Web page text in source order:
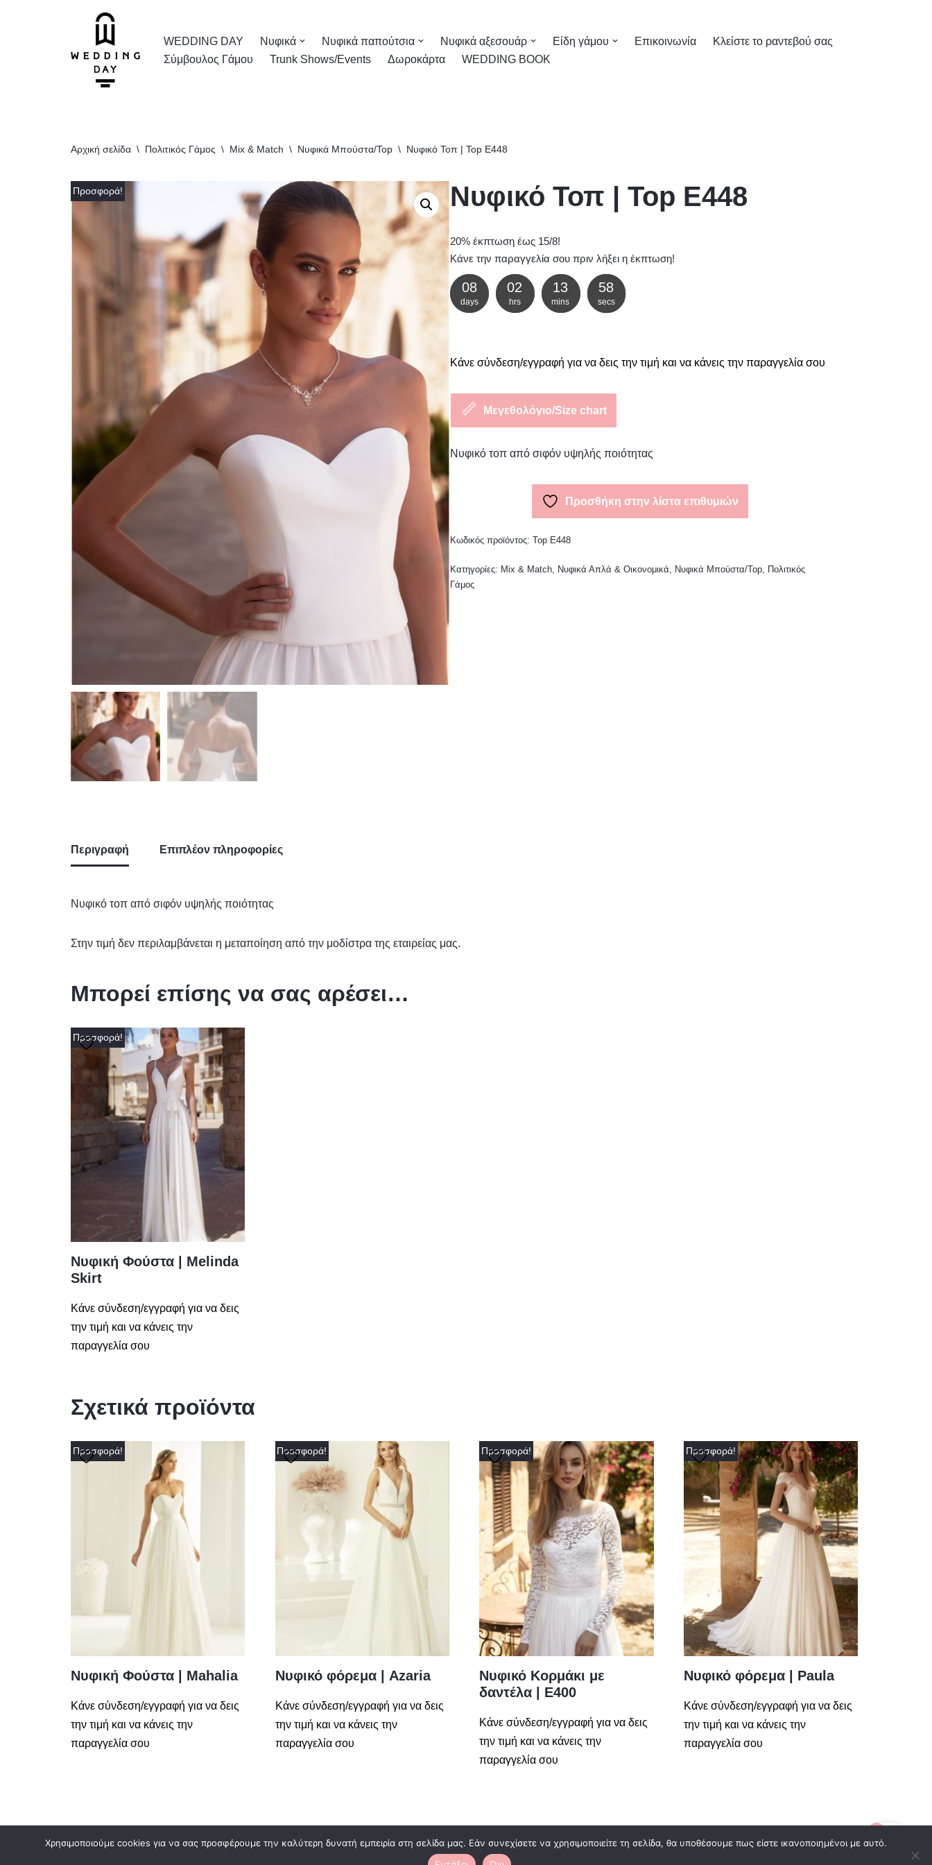
WEDDING DAY Νυφικά Νυφικά παπούτσια Νυφικά αξεσουάρ Είδη γάμου Επικοινωνία
Κλείστε το ραντεβού σας
Σύμβουλος Γάμου
Trunk Shows/Events Δωροκάρτα WEDDING BOOK
Αρχική σελίδα \ Πολιτικός Γάμος \ Mix & Match \ Νυφικά Μπούστα/Top \ Νυφικό Τοπ | Top E448
Προσφορά! Νυφικό Τοπ | Top E448
20% έκπτωση έως 15/8!
Κάνε την παραγγελία σου πριν λήξει η έκπτωση!
08
days
02
hrs
13
mins
57
secs
Κάνε σύνδεση/εγγραφή για να δεις την τιμή και να κάνεις την παραγγελία σου
Μεγεθολόγιο/Size chart
Νυφικό τοπ από σιφόν υψηλής ποιότητας
Προσθήκη στην λίστα επιθυμιών
Κωδικός προϊόντος:Top E448
Κατηγορίες: Mix & Match Νυφικά Απλά & Οικονομικά Νυφικά Μπούστα/Top
Πολιτικός
Γάμος
Περιγραφή Επιπλέον πληροφορίες
Νυφικό τοπ από σιφόν υψηλής ποιότητας
Στην τιμή δεν περιλαμβάνεται η μεταποίηση από την μοδίστρα της εταιρείας μας.
Μπορεί επίσης να σας αρέσει…
Προσφορά!
Νυφική Φούστα | Melinda
Skirt
Κάνε σύνδεση/εγγραφή για να δεις
την τιμή και να κάνεις την
παραγγελία σου
Σχετικά προϊόντα
Προσφορά!
Νυφική Φούστα | Mahalia
Κάνε σύνδεση/εγγραφή για να δεις
την τιμή και να κάνεις την
παραγγελία σου
Προσφορά!
Νυφικό φόρεμα | Azaria
Κάνε σύνδεση/εγγραφή για να δεις
την τιμή και να κάνεις την
παραγγελία σου
Προσφορά!
Νυφικό Κορμάκι με
δαντέλα | Ε400
Κάνε σύνδεση/εγγραφή για να δεις
την τιμή και να κάνεις την
παραγγελία σου
Προσφορά!
Νυφικό φόρεμα | Paula
Κάνε σύνδεση/εγγραφή για να δεις
την τιμή και να κάνεις την
παραγγελία σου
Χρησιμοποιούμε cookies για να σας προσφέρουμε την καλύτερη δυνατή εμπειρία στη σελίδα μας. Εάν συνεχίσετε να χρησιμοποιείτε τη σελίδα, θα υποθέσουμε πως είστε ικανοποιημένοι με αυτό.